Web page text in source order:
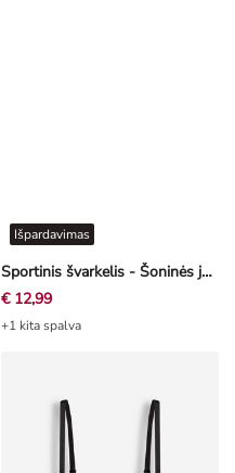
Sportinis švarkelis - Šoninės juostos - juoda
Išpardavimas
€ 12,99
+1 kita spalva